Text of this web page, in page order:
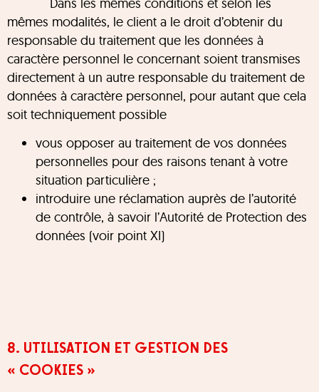
mêmes modalités, le client a le droit d’obtenir du
responsable du traitement que les données à
caractère personnel le concernant soient transmises
directement à un autre responsable du traitement de
données à caractère personnel, pour autant que cela
soit techniquement possible
vous opposer au traitement de vos données
personnelles pour des raisons tenant à votre
situation particulière ;
introduire une réclamation auprès de l’autorité
de contrôle, à savoir l’Autorité de Protection des
données (voir point XI)
8. UTILISATION ET GESTION DES
« COOKIES »